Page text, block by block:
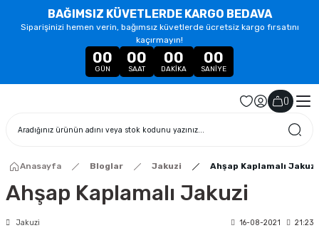
BAĞIMSIZ KÜVETLERDE KARGO BEDAVA
Siparişinizi hemen verin, bağımsız küvetlerde ücretsiz kargo fırsatını
kaçırmayın!
00
GÜN
00
SAAT
00
DAKIKA
00
SANIYE
()
Anasayfa Bloglar Jakuzi Ahşap Kaplamalı Jakuzi
Ahşap Kaplamalı Jakuzi
Jakuzi 16-08-2021 21:23